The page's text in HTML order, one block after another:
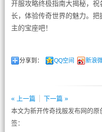
开服攻略终极指南大揭秘，
长，体验传奇世界的魅力。
主的宝座吧！
分享到： QQ空间 新浪
« 上一篇
下一篇 »
本文为新开传奇找服发布网的
签：